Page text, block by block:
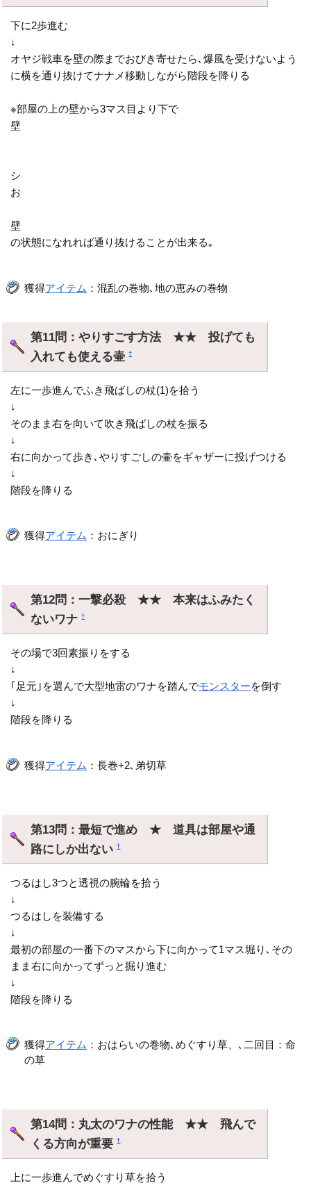
下に2歩進む
↓
オヤジ戦車を壁の際までおびき寄せたら､爆風を受けないよう
に横を通り抜けてナナメ移動しながら階段を降りる
※部屋の上の壁から3マス目より下で
壁
シ
お
壁
の状態になれれば通り抜けることが出来る｡
獲得アイテム ：混乱の巻物､地の恵みの巻物
第11問：やりすごす方法 ★★ 投げても
入れても使える壷†
左に一歩進んでふき飛ばしの杖(1)を拾う
↓
そのまま右を向いて吹き飛ばしの杖を振る
↓
右に向かって歩き､やりすごしの壷をギャザーに投げつける
↓
階段を降りる
獲得アイテム ：おにぎり
第12問：一撃必殺 ★★ 本来はふみたく
ないワナ†
その場で3回素振りをする
↓
｢足元｣を選んで大型地雷のワナを踏んでモンスターを倒す
↓
階段を降りる
獲得アイテム ：長巻+2､弟切草
第13問：最短で進め ★ 道具は部屋や通
路にしか出ない†
つるはし3つと透視の腕輪を拾う
↓
つるはしを装備する
↓
最初の部屋の一番下のマスから下に向かって1マス堀り､その
まま右に向かってずっと掘り進む
↓
階段を降りる
獲得アイテム ：おはらいの巻物､めぐすり草、､二回目：命
の草
第14問：丸太のワナの性能 ★★ 飛んで
くる方向が重要†
上に一歩進んでめぐすり草を拾う